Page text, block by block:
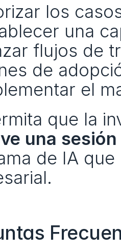
los
una
flujos de
de
el
una
de IA